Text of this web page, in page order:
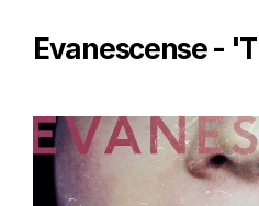
Evanescense -